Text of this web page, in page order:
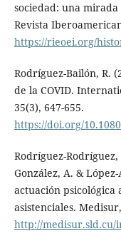
sociedad: una
Revista
https://rieoei.org/
Rodríguez-Bailón, R.
de la COVID.
35(3), 647-655.
https://doi.org/
Rodríguez-Rodríguez,
González, A. &
actuación psicológica
asistenciales.
http://medisur.sld.cu/